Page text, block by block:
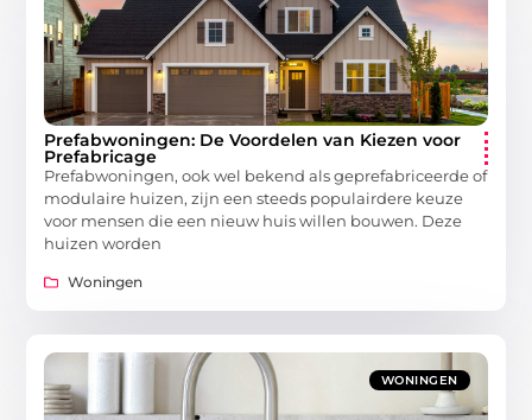
Prefabwoningen: De Voordelen van Kiezen voor
Prefabricage
Prefabwoningen, ook wel bekend als geprefabriceerde of
modulaire huizen, zijn een steeds populairdere keuze
voor mensen die een nieuw huis willen bouwen. Deze
huizen worden
Woningen
WONINGEN